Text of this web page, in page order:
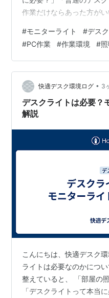
作業だけならあった方が
ら言うと、PC作業が中心
り便利です。特に、夜に
きりさせたい人には相性
すべての人に必須という
の形状によっては取り付
デスクライトの方が向い
#モニターライト #デス
#PC作業 #作業環境 #
快適デスク環境ログ • 3
デスクライトは必要？
解説
こんにちは、快適デスク
ライトは必要なのかにつ
整えていると、 「部屋の
「デスクライトって本当